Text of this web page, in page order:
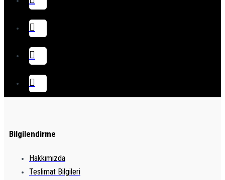
Bilgilendirme
Hakkımızda
Teslimat Bilgileri